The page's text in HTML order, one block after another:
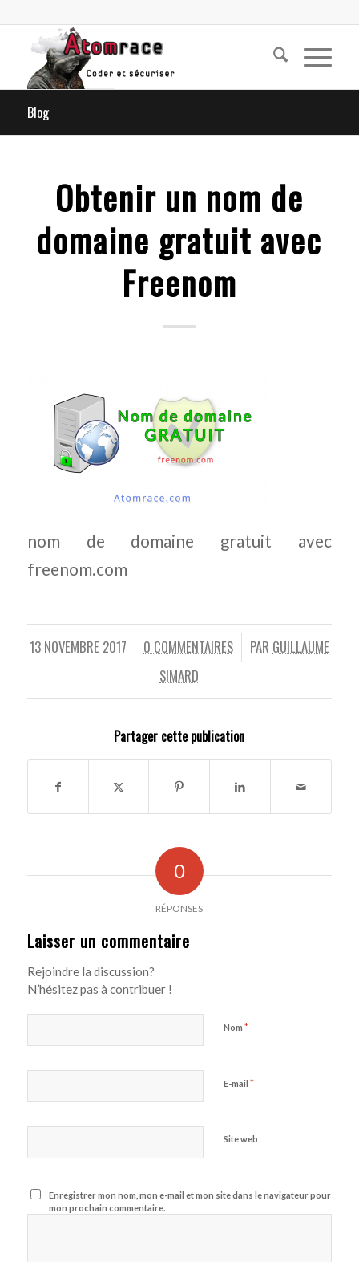
Blog
Obtenir un nom de
domaine gratuit avec
Freenom
nom de domaine gratuit avec
freenom.com
13 NOVEMBRE 2017
/ 0 COMMENTAIRES
/ PAR GUILLAUME
SIMARD
Partager cette publication
0
RÉPONSES
Laisser un commentaire
Rejoindre la discussion?
N’hésitez pas à contribuer !
Nom *
E-mail *
Site web
Enregistrer mon nom, mon e-mail et mon site dans le navigateur pour
mon prochain commentaire.